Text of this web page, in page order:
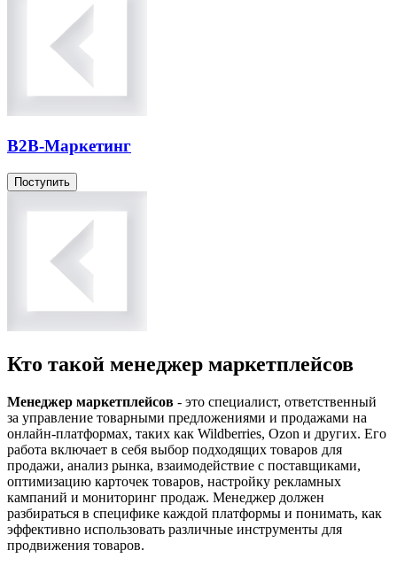
B2B-Маркетинг
Поступить
Кто такой менеджер маркетплейсов
Менеджер маркетплейсов - это специалист, ответственный
за управление товарными предложениями и продажами на
онлайн-платформах, таких как Wildberries, Ozon и других. Его
работа включает в себя выбор подходящих товаров для
продажи, анализ рынка, взаимодействие с поставщиками,
оптимизацию карточек товаров, настройку рекламных
кампаний и мониторинг продаж. Менеджер должен
разбираться в специфике каждой платформы и понимать, как
эффективно использовать различные инструменты для
продвижения товаров.